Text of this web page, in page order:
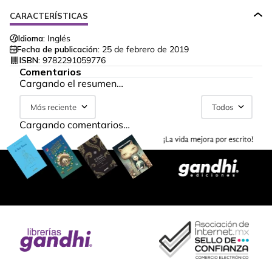
CARACTERÍSTICAS
Idioma: Inglés
Fecha de publicación: 25 de febrero de 2019
ISBN: 9782291059776
Comentarios
Cargando el resumen…
Más reciente Todos
Cargando comentarios…